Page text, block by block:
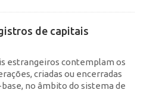
de capitais
estrangeiros contemplam os
criadas ou encerradas
no âmbito do sistema de